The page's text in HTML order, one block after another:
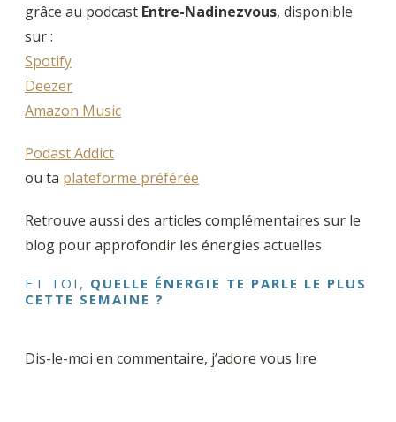
grâce au podcast Entre-Nadinezvous, disponible
sur :
Spotify
Deezer
Amazon Music
Podast Addict
ou ta plateforme préférée
Retrouve aussi des articles complémentaires sur le
blog pour approfondir les énergies actuelles
ET TOI, QUELLE ÉNERGIE TE PARLE LE PLUS
CETTE SEMAINE ?
Dis-le-moi en commentaire, j’adore vous lire